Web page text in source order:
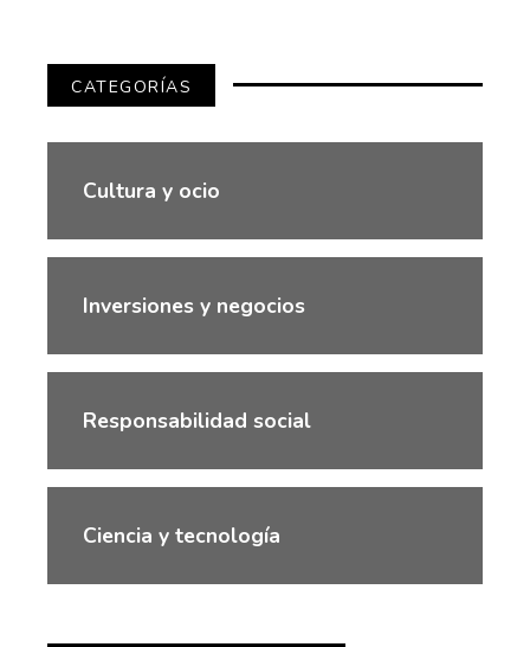
CATEGORÍAS
Cultura y ocio
Inversiones y negocios
Responsabilidad social
Ciencia y tecnología